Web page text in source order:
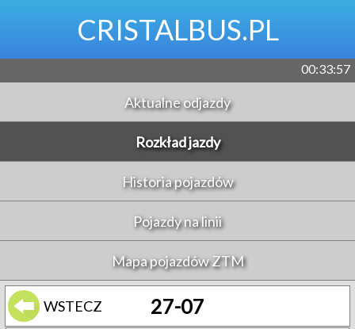
CRISTALBUS.PL
00:33:57
Aktualne odjazdy
Rozkład jazdy
Historia pojazdów
Pojazdy na linii
Mapa pojazdów ZTM
WSTECZ 27-07